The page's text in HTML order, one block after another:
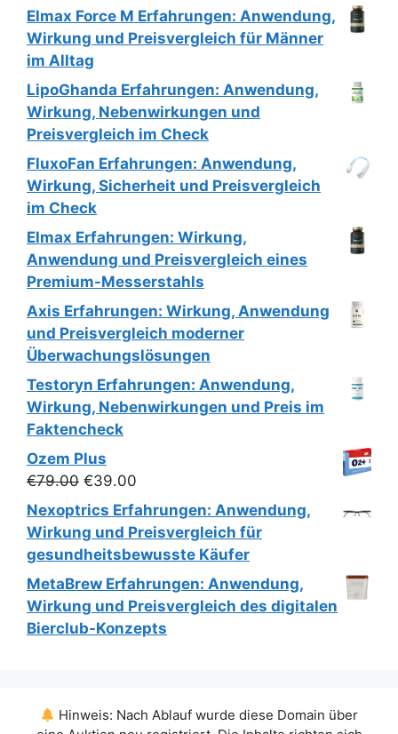
Elmax Force M Erfahrungen: Anwendung,
Wirkung und Preisvergleich für Männer
im Alltag
LipoGhanda Erfahrungen: Anwendung,
Wirkung, Nebenwirkungen und
Preisvergleich im Check
FluxoFan Erfahrungen: Anwendung,
Wirkung, Sicherheit und Preisvergleich
im Check
Elmax Erfahrungen: Wirkung,
Anwendung und Preisvergleich eines
Premium-Messerstahls
Axis Erfahrungen: Wirkung, Anwendung
und Preisvergleich moderner
Überwachungslösungen
Testoryn Erfahrungen: Anwendung,
Wirkung, Nebenwirkungen und Preis im
Faktencheck
Ozem Plus
€79.00 Ursprünglicher
Preis
war:
€79.00
€39.00
Preis
ist:
€39.00.
Nexoptrics Erfahrungen: Anwendung,
Wirkung und Preisvergleich für
gesundheitsbewusste Käufer
MetaBrew Erfahrungen: Anwendung,
Wirkung und Preisvergleich des digitalen
Bierclub-Konzepts
Hinweis: Nach Ablauf wurde diese Domain über